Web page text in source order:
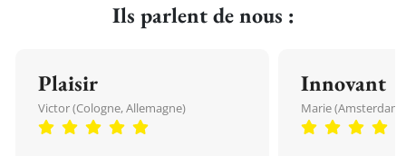
Ils parlent de nous :
Plaisir
Victor (Cologne, Allemagne)
Innovant
Marie (Amsterdam,